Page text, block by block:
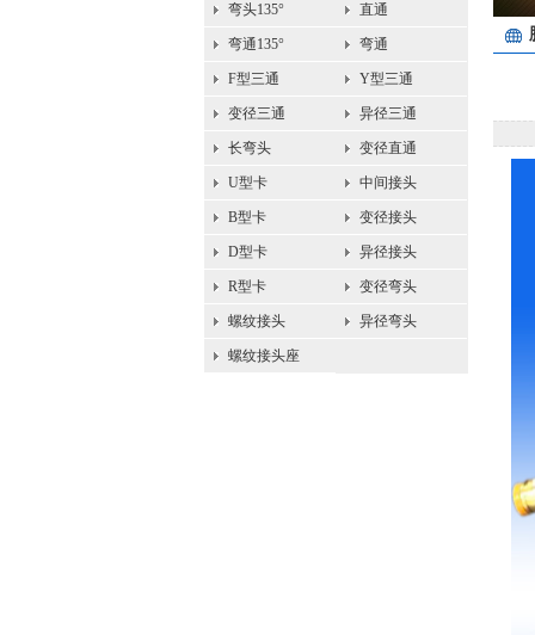
弯头135° 直通
弯通135° 弯通
F型三通 Y型三通
变径三通 异径三通
长弯头 变径直通
U型卡 中间接头
B型卡 变径接头
D型卡 异径接头
R型卡 变径弯头
螺纹接头 异径弯头
螺纹接头座